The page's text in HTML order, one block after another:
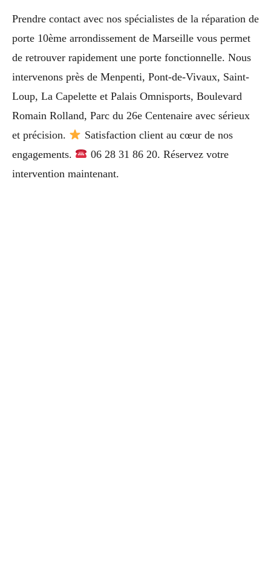
Prendre contact avec nos spécialistes de la réparation de
porte 10ème arrondissement de Marseille vous permet
de retrouver rapidement une porte fonctionnelle. Nous
intervenons près de Menpenti, Pont-de-Vivaux, Saint-
Loup, La Capelette et Palais Omnisports, Boulevard
Romain Rolland, Parc du 26e Centenaire avec sérieux
et précision.
Satisfaction client au cœur de nos
engagements.
06 28 31 86 20. Réservez votre
intervention maintenant.